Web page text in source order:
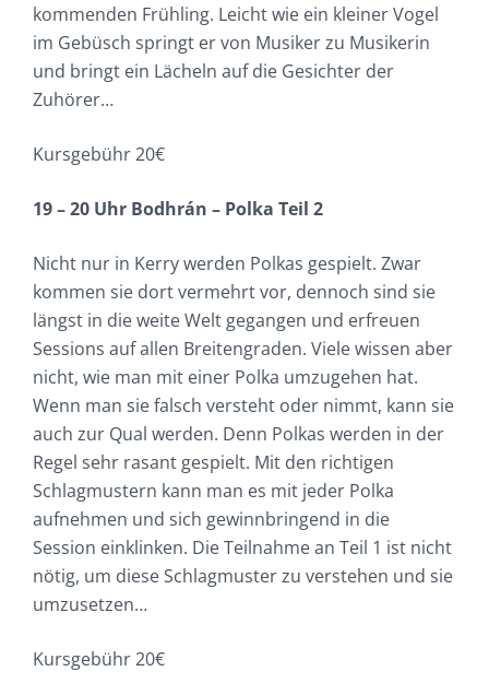
kommenden Frühling. Leicht wie ein kleiner Vogel
im Gebüsch springt er von Musiker zu Musikerin
und bringt ein Lächeln auf die Gesichter der
Zuhörer…
Kursgebühr 20€
19 – 20 Uhr Bodhrán – Polka Teil 2
Nicht nur in Kerry werden Polkas gespielt. Zwar
kommen sie dort vermehrt vor, dennoch sind sie
längst in die weite Welt gegangen und erfreuen
Sessions auf allen Breitengraden. Viele wissen aber
nicht, wie man mit einer Polka umzugehen hat.
Wenn man sie falsch versteht oder nimmt, kann sie
auch zur Qual werden. Denn Polkas werden in der
Regel sehr rasant gespielt. Mit den richtigen
Schlagmustern kann man es mit jeder Polka
aufnehmen und sich gewinnbringend in die
Session einklinken. Die Teilnahme an Teil 1 ist nicht
nötig, um diese Schlagmuster zu verstehen und sie
umzusetzen…
Kursgebühr 20€